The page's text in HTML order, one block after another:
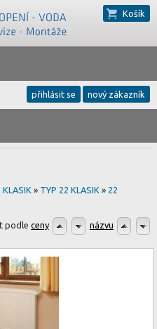
Košík
přihlásit se nový zákazník
» TYP 22 KLASIK » 22
podle ceny názvu